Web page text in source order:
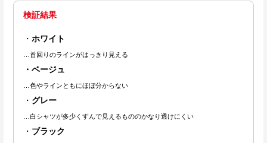
検証結果
・ ホワイト
…首回りのラインがはっきり見える
・ベージュ
…色やラインともにほぼ分からない
・ グレー
…白シャツが多少くすんで見えるもののかなり透けにくい
・ ブラック